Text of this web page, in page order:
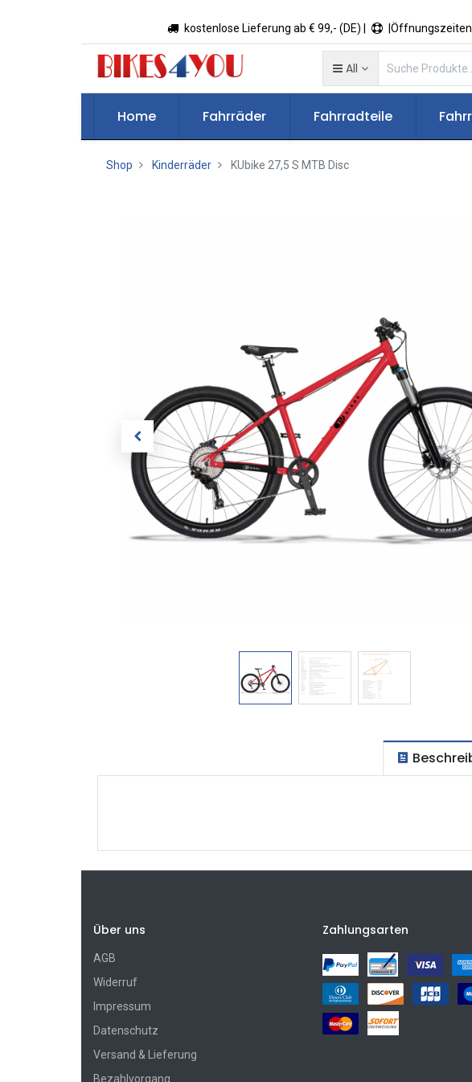
kostenlose Lieferung ab € 99,- (DE) |
All
Home Fahrräder Fahrradteile
Shop Kinderräder KUbike 27,5 S MTB Disc
Über uns
AGB
Widerruf
Impressum
Datenschutz
Versand & Lieferung
Bezahlvorgang
Zahlungsarten